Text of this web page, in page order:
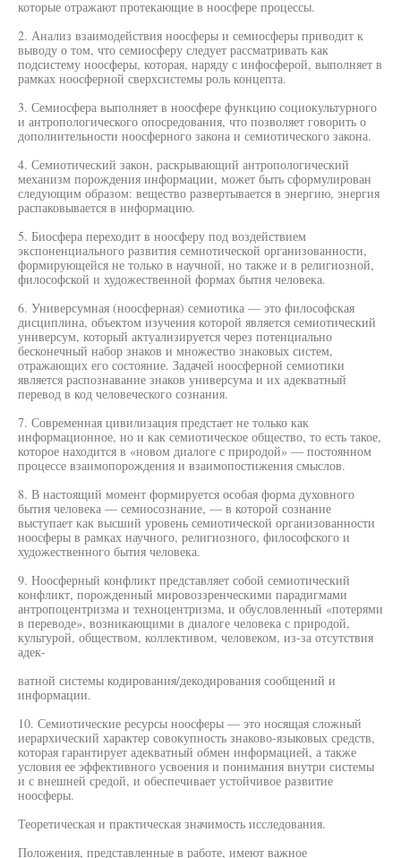
которые отражают протекающие в ноосфере процессы.
2. Анализ взаимодействия ноосферы и семиосферы приводит к
выводу о том, что семиосферу следует рассматривать как
подсистему ноосферы, которая, наряду с инфосферой, выполняет в
рамках ноосферной сверхсистемы роль концепта.
3. Семиосфера выполняет в ноосфере функцию социокультурного
и антропологического опосредования, что позволяет говорить о
дополнительности ноосферного закона и семиотического закона.
4. Семиотический закон, раскрывающий антропологический
механизм порождения информации, может быть сформулирован
следующим образом: вещество развертывается в энергию, энергия
распаковывается в информацию.
5. Биосфера переходит в ноосферу под воздействием
экспоненциального развития семиотической организованности,
формирующейся не только в научной, но также и в религиозной,
философской и художественной формах бытия человека.
6. Универсумная (ноосферная) семиотика — это философская
дисциплина, объектом изучения которой является семиотический
универсум, который актуализируется через потенциально
бесконечный набор знаков и множество знаковых систем,
отражающих его состояние. Задачей ноосферной семиотики
является распознавание знаков универсума и их адекватный
перевод в код человеческого сознания.
7. Современная цивилизация предстает не только как
информационное, но и как семиотическое общество, то есть такое,
которое находится в «новом диалоге с природой» — постоянном
процессе взаимопорождения и взаимопостижения смыслов.
8. В настоящий момент формируется особая форма духовного
бытия человека — семиосознание, — в которой сознание
выступает как высший уровень семиотической организованности
ноосферы в рамках научного, религиозного, философского и
художественного бытия человека.
9. Ноосферный конфликт представляет собой семиотический
конфликт, порожденный мировоззренческими парадигмами
антропоцентризма и техноцентризма, и обусловленный «потерями
в переводе», возникающими в диалоге человека с природой,
культурой, обществом, коллективом, человеком, из-за отсутствия
адек-
ватной системы кодирования/декодирования сообщений и
информации.
10. Семиотические ресурсы ноосферы — это носящая сложный
иерархический характер совокупность знаково-языковых средств,
которая гарантирует адекватный обмен информацией, а также
условия ее эффективного усвоения и понимания внутри системы
и с внешней средой, и обеспечивает устойчивое развитие
ноосферы.
Теоретическая и практическая значимость исследования.
Положения, представленные в работе, имеют важное